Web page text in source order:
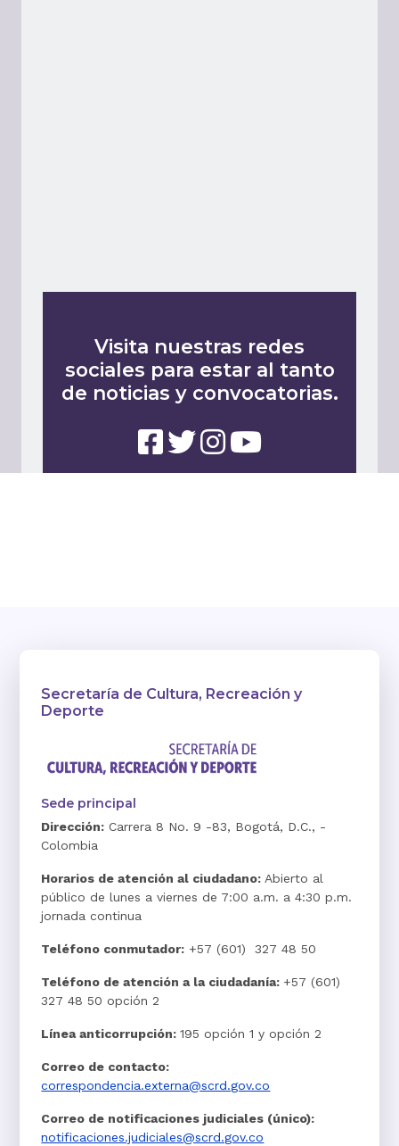
Visita nuestras redes
sociales para estar al tanto
de noticias y convocatorias.
Secretaría de Cultura, Recreación y
Deporte
Sede principal
Dirección: Carrera 8 No. 9 -83, Bogotá, D.C., -
Colombia
Horarios de atención al ciudadano:Abierto al
público de lunes a viernes de 7:00 a.m. a 4:30 p.m.
jornada continua
Teléfono conmutador: +57 (601) 327 48 50
Teléfono de atención a la ciudadanía: +57 (601)
327 48 50 opción 2
Línea anticorrupción:195 opción 1 y opción 2
Correo de contacto:
correspondencia.externa@scrd.gov.co
Correo de notificaciones judiciales (único):
notificaciones.judiciales@scrd.gov.co